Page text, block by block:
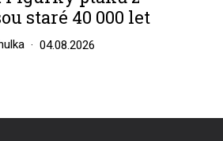
staré 40 000 let
04.08.2026